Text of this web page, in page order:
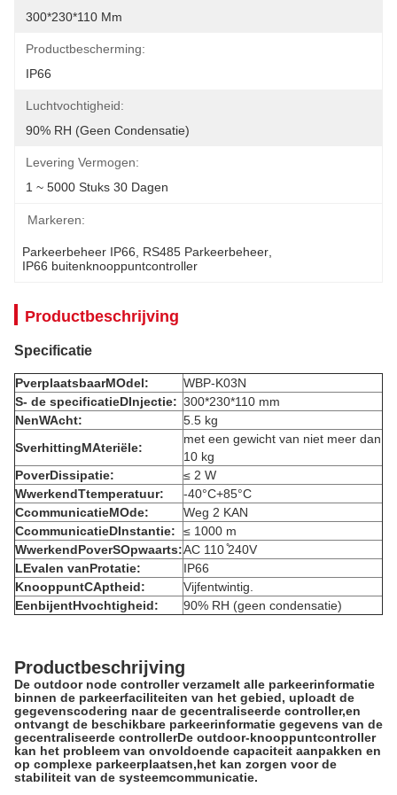
300*230*110 Mm
Productbescherming:
IP66
Luchtvochtigheid:
90% RH (geen Condensatie)
Levering Vermogen:
1 ~ 5000 Stuks 30 Dagen
Markeren:
Parkeerbeheer IP66 RS485 Parkeerbeheer
IP66 buitenknooppuntcontroller
Productbeschrijving
Specificatie
PverplaatsbaarMOdel:
WBP-K03N
S- de specificatieDInjectie: 300*230*110 mm
NenWAcht:
5.5 kg
SverhittingMAteriële:
met een gewicht van niet meer dan
10 kg
PoverDissipatie:
≤ 2 W
WwerkendTtemperatuur:
-40°C+85°C
CcommunicatieMOde:
Weg 2 KAN
CcommunicatieDInstantie:
≤ 1000 m
WwerkendPoverSOpwaarts:AC 110 ̊240V
LEvalen vanProtatie:
IP66
KnooppuntCAptheid:
Vijfentwintig.
EenbijentHvochtigheid: 90% RH (geen condensatie)
Productbeschrijving
De outdoor node controller verzamelt alle parkeerinformatie
binnen de parkeerfaciliteiten van het gebied, uploadt de
gegevenscodering naar de gecentraliseerde controller,en
ontvangt de beschikbare parkeerinformatie gegevens van de
gecentraliseerde controllerDe outdoor-knooppuntcontroller
kan het probleem van onvoldoende capaciteit aanpakken en
op complexe parkeerplaatsen,het kan zorgen voor de
stabiliteit van de systeemcommunicatie.